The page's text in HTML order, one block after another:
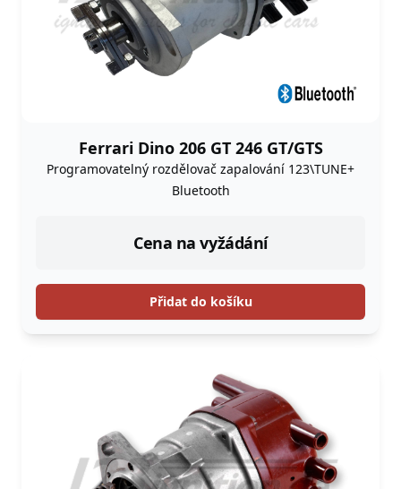
Ferrari Dino 206 GT 246 GT/GTS
Programovatelný rozdělovač zapalování 123\TUNE+
Bluetooth
Cena na vyžádání
Přidat do košíku